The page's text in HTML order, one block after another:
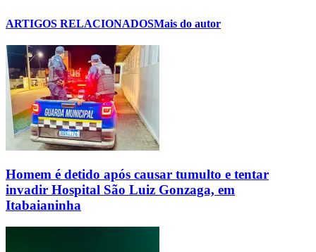
ARTIGOS RELACIONADOSMais do autor
Homem é detido após causar tumulto e tentar
invadir Hospital São Luiz Gonzaga, em
Itabaianinha